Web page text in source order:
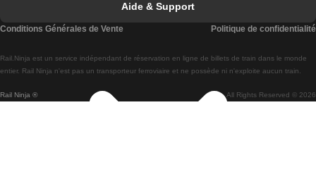
Trains de Lisbonne à Braga
Trains de Braga à Lisbonne
Rail Ninja ® All Rights Reserved © 2026
Rail.Ninja est un service indépendant de réservation en ligne de billets de train dans le monde
entier. Rail Ninja n'est pas un transporteur ferroviaire et ne possède ni n'exploite aucun train.
Aide & Support
Conditions Générales de Vente Politique de confidentialité